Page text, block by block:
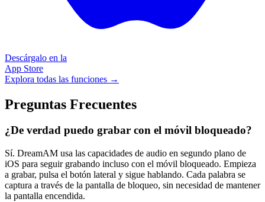
Descárgalo en la
App Store
Explora todas las funciones →
Preguntas Frecuentes
¿De verdad puedo grabar con el móvil bloqueado?
Sí. DreamAM usa las capacidades de audio en segundo plano de
iOS para seguir grabando incluso con el móvil bloqueado. Empieza
a grabar, pulsa el botón lateral y sigue hablando. Cada palabra se
captura a través de la pantalla de bloqueo, sin necesidad de mantener
la pantalla encendida.